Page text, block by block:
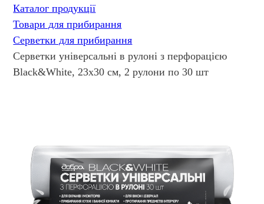
Каталог продукції
Товари для прибирання
Серветки для прибирання
Серветки універсальні в рулоні з перфорацією
Black&White, 23х30 см, 2 рулони по 30 шт